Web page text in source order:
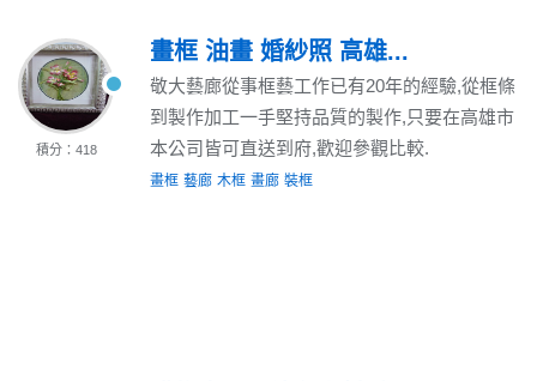
積分：418
畫框 油畫 婚紗照 高雄...
敬大藝廊從事框藝工作已有20年的經驗,從框條
到製作加工一手堅持品質的製作,只要在高雄市
本公司皆可直送到府,歡迎參觀比較.
畫框 藝廊 木框 畫廊 裝框